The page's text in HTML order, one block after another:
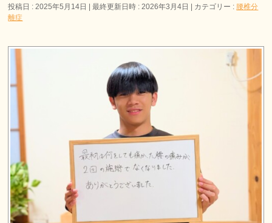
投稿日 : 2025年5月14日 最終更新日時 : 2026年3月4日 カテゴリー : 腰椎分
離症